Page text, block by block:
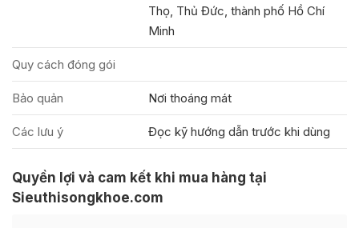
Thọ, Thủ Đức, thành phố Hồ Chí
Minh
Quy cách đóng gói
Bảo quản Nơi thoáng mát
Các lưu ý Đọc kỹ hướng dẫn trước khi dùng
Quyền lợi và cam kết khi mua hàng tại
Sieuthisongkhoe.com